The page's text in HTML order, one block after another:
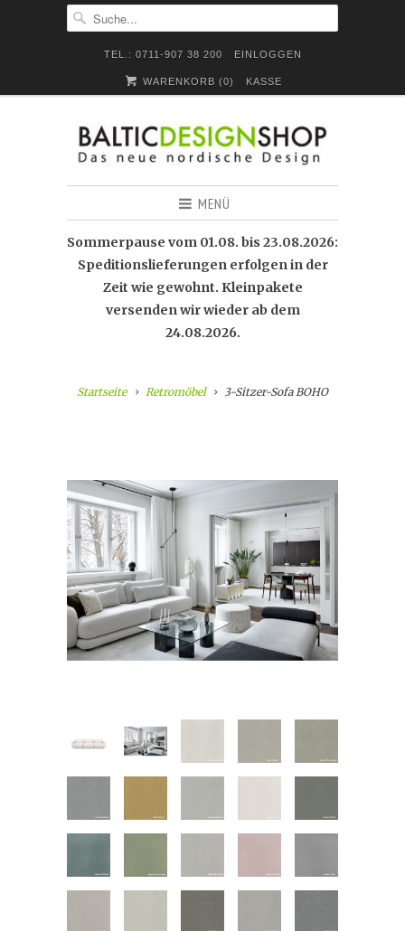
TEL.: 0711-907 38 200 EINLOGGEN
WARENKORB (0) KASSE
MENÜ
Sommerpause vom 01.08. bis 23.08.2026:
Speditionslieferungen erfolgen in der
Zeit wie gewohnt. Kleinpakete
versenden wir wieder ab dem
24.08.2026.
Startseite Retromöbel 3-Sitzer-Sofa BOHO